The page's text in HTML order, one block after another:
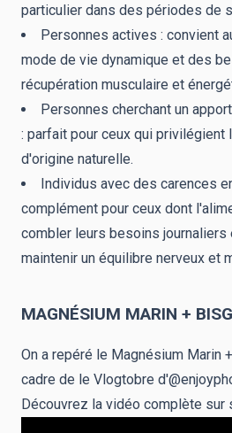
particulier dans des périodes de
Personnes actives : convient
mode de vie dynamique et des
récupération musculaire et
Personnes cherchant un
: parfait pour ceux qui privilégient
d'origine naturelle.
Individus avec des carences
complément pour ceux dont
combler leurs besoins journaliers
maintenir un équilibre nerveux et
MAGNÉSIUM MARIN +
On a repéré le Magnésium Marin
cadre de le Vlogtobre d'
Découvrez la vidéo complète sur